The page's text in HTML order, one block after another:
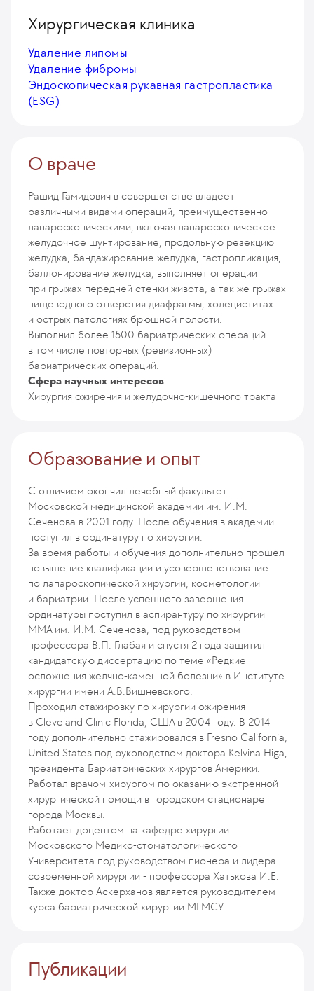
Хирургическая клиника
Удаление липомы
Удаление фибромы
Эндоскопическая рукавная гастропластика
(ESG)
О враче
Рашид Гамидович в совершенстве владеет
различными видами операций, преимущественно
лапароскопическими, включая лапароскопическое
желудочное шунтирование, продольную резекцию
желудка, бандажирование желудка, гастропликация,
баллонирование желудка, выполняет операции
при грыжах передней стенки живота, а так же грыжах
пищеводного отверстия диафрагмы, холециститах
и острых патологиях брюшной полости.
Выполнил более 1500 бариатрических операций
в том числе повторных (ревизионных)
бариатрических операций.
Сфера научных интересов
Хирургия ожирения и желудочно-кишечного тракта
Образование и опыт
С отличием окончил лечебный факультет
Московской медицинской академии им. И.М.
Сеченова в 2001 году. После обучения в академии
поступил в ординатуру по хирургии.
За время работы и обучения дополнительно прошел
повышение квалификации и усовершенствование
по лапароскопической хирургии, косметологии
и бариатрии. После успешного завершения
ординатуры поступил в аспирантуру по хирургии
ММА им. И.М. Сеченова, под руководством
профессора В.П. Глабая и спустя 2 года защитил
кандидатскую диссертацию по теме «Редкие
осложнения желчно-каменной болезни» в Институте
хирургии имени А.В.Вишневского.
Проходил стажировку по хирургии ожирения
в Сleveland Сliniс Florida, США в 2004 году. В 2014
году дополнительно стажировался в Fresno California,
United States под руководством доктора Kelvina Higa,
президента Бариатрических хирургов Америки.
Работал врачом-хирургом по оказанию экстренной
хирургической помощи в городском стационаре
города Москвы.
Работает доцентом на кафедре хирургии
Московского Медико-стоматологического
Университета под руководством пионера и лидера
современной хирургии - профессора Хатькова И.Е.
Также доктор Аскерханов является руководителем
курса бариатрической хирургии МГМСУ.
Публикации